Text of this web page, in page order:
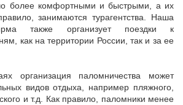
более комфортными и быстрыми, а их
занимаются турагентства. Наша
также организует поездки к
как на территории России, так и за ее
организация паломничества может
видов отдыха, например пляжного,
и т.д. Как правило, паломники менее